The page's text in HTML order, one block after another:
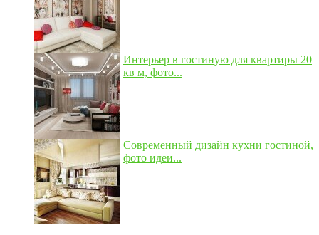
Интерьер в гостиную для квартиры 20
кв м, фото...
Современный дизайн кухни гостиной,
фото идеи...